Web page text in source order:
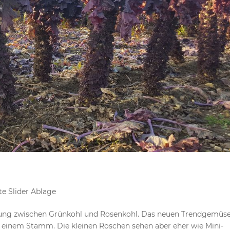
Slider Ablage
zwischen Grünkohl und Rosenkohl. Das neuen
Stamm. Die kleinen Röschen sehen aber eher wie Mini-